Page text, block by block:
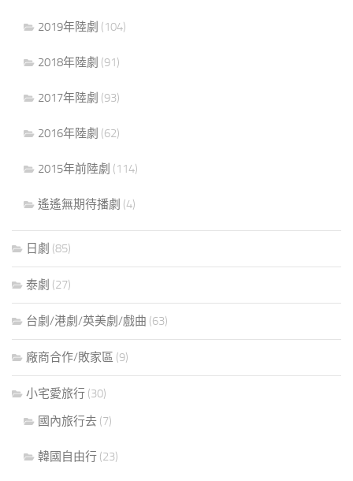
2019年陸劇 (104)
2018年陸劇 (91)
2017年陸劇 (93)
2016年陸劇 (62)
2015年前陸劇 (114)
遙遙無期待播劇 (4)
日劇 (85)
泰劇 (27)
台劇/港劇/英美劇/戲曲 (63)
廠商合作/敗家區 (9)
小宅愛旅行 (30)
國內旅行去 (7)
韓國自由行 (23)